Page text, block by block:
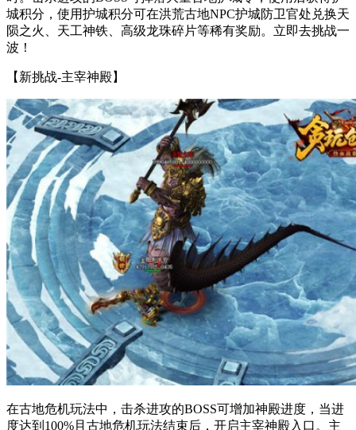
城积分，使用护城积分可在洪荒古地NPC护城防卫官处兑换天
陨之火、天工神铁、高级龙珠碎片等稀有奖励。立即去挑战一
波！
【新挑战-主宰神殿】
在古地危机玩法中，击杀进攻的BOSS可增加神殿进度，当进
度达到100%且古地危机玩法结束后，开启主宰神殿入口。主